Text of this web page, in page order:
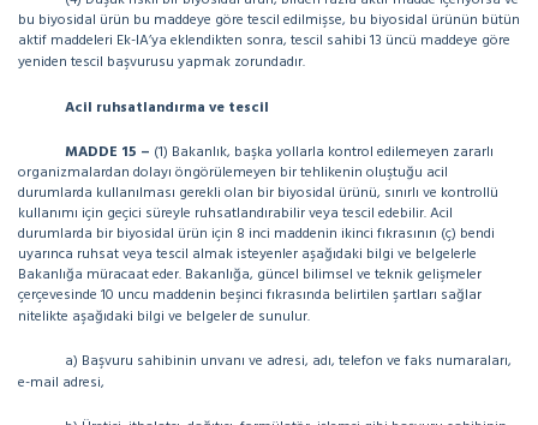
bu biyosidal ürün bu maddeye göre tescil edilmişse, bu biyosidal ürünün bütün
aktif maddeleri Ek-IA’ya eklendikten sonra, tescil sahibi 13 üncü maddeye göre
yeniden tescil başvurusu yapmak zorundadır.
Acil ruhsatlandırma ve tescil
MADDE 15 – (1) Bakanlık, başka yollarla kontrol edilemeyen zararlı
organizmalardan dolayı öngörülemeyen bir tehlikenin oluştuğu acil
durumlarda kullanılması gerekli olan bir biyosidal ürünü, sınırlı ve kontrollü
kullanımı için geçici süreyle ruhsatlandırabilir veya tescil edebilir. Acil
durumlarda bir biyosidal ürün için 8 inci maddenin ikinci fıkrasının (ç) bendi
uyarınca ruhsat veya tescil almak isteyenler aşağıdaki bilgi ve belgelerle
Bakanlığa müracaat eder. Bakanlığa, güncel bilimsel ve teknik gelişmeler
çerçevesinde 10 uncu maddenin beşinci fıkrasında belirtilen şartları sağlar
nitelikte aşağıdaki bilgi ve belgeler de sunulur.
a) Başvuru sahibinin unvanı ve adresi, adı, telefon ve faks numaraları,
e-mail adresi,